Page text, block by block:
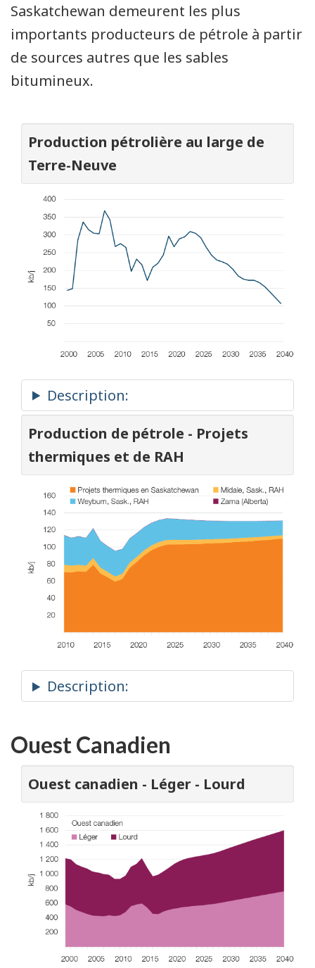
Saskatchewan demeurent les plus
importants producteurs de pétrole à partir
de sources autres que les sables
bitumineux.
Production pétrolière au large de
Terre-Neuve
Production de pétrole - Projets
thermiques et de RAH
Ouest Canadien
Ouest canadien - Léger - Lourd